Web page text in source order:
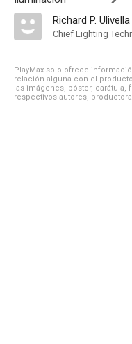
Richard P. Ulivella
PlayMax solo ofrece
relación alguna con el
las imágenes, póster,
respectivos autores,